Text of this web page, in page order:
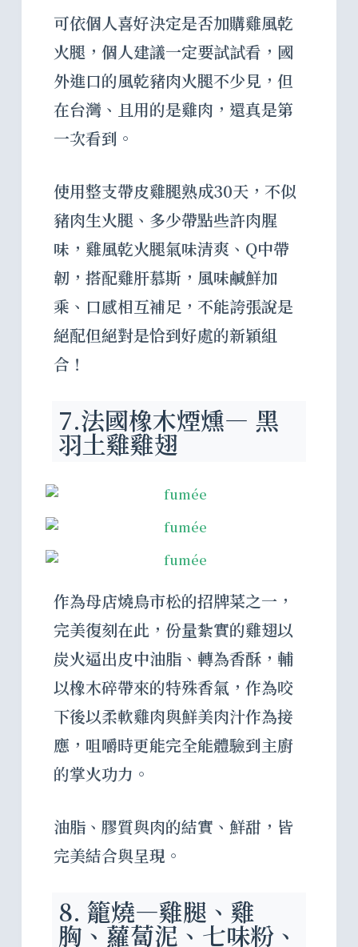
可依個人喜好決定是否加購雞風乾
火腿，個人建議一定要試試看，國
外進口的風乾豬肉火腿不少見，但
在台灣、且用的是雞肉，還真是第
一次看到。
使用整支帶皮雞腿熟成30天，不似
豬肉生火腿、多少帶點些許肉腥
味，雞風乾火腿氣味清爽、Q中帶
韌，搭配雞肝慕斯，風味鹹鮮加
乘、口感相互補足，不能誇張說是
絕配但絕對是恰到好處的新穎組
合！
7.法國橡木煙燻— 黑
羽土雞雞翅
作為母店燒鳥市松的招牌菜之一，
完美復刻在此，份量紮實的雞翅以
炭火逼出皮中油脂、轉為香酥，輔
以橡木碎帶來的特殊香氣，作為咬
下後以柔軟雞肉與鮮美肉汁作為接
應，咀嚼時更能完全能體驗到主廚
的掌火功力。
油脂、膠質與肉的結實、鮮甜，皆
完美結合與呈現。
8. 籠燒—雞腿、雞
胸、蘿蔔泥、七味粉、